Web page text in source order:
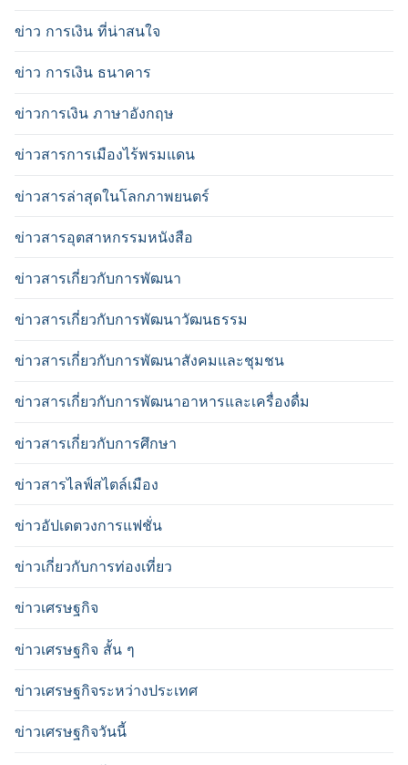
ข่าว การเงิน ที่น่าสนใจ
ข่าว การเงิน ธนาคาร
ข่าวการเงิน ภาษาอังกฤษ
ข่าวสารการเมืองไร้พรมแดน
ข่าวสารล่าสุดในโลกภาพยนตร์
ข่าวสารอุตสาหกรรมหนังสือ
ข่าวสารเกี่ยวกับการพัฒนา
ข่าวสารเกี่ยวกับการพัฒนาวัฒนธรรม
ข่าวสารเกี่ยวกับการพัฒนาสังคมและชุมชน
ข่าวสารเกี่ยวกับการพัฒนาอาหารและเครื่องดื่ม
ข่าวสารเกี่ยวกับการศึกษา
ข่าวสารไลฟ์สไตล์เมือง
ข่าวอัปเดตวงการแฟชั่น
ข่าวเกี่ยวกับการท่องเที่ยว
ข่าวเศรษฐกิจ
ข่าวเศรษฐกิจ สั้น ๆ
ข่าวเศรษฐกิจระหว่างประเทศ
ข่าวเศรษฐกิจวันนี้